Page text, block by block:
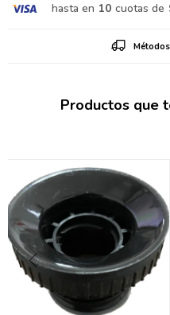
hasta en 10 cuotas de
Productos que